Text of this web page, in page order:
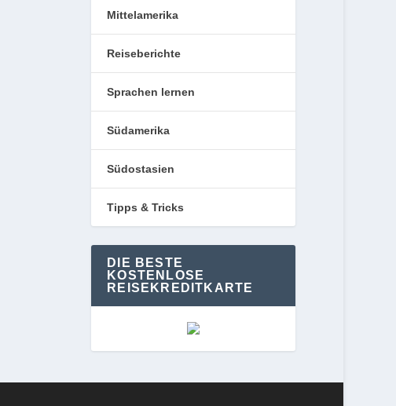
Mittelamerika
Reiseberichte
Sprachen lernen
Südamerika
Südostasien
Tipps & Tricks
DIE BESTE
KOSTENLOSE
REISEKREDITKARTE